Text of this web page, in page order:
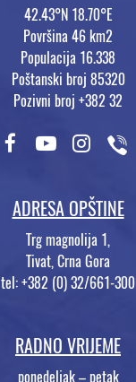
42.43°N 18.70°E
Površina 46 km2
Populacija 16.338
Poštanski broj 85320
Pozivni broj +382 32
ADRESA OPŠTINE
Trg magnolija 1,
Tivat, Crna Gora
tel: +382 (0) 32/661-300
RADNO VRIJEME
ponedeljak – petak